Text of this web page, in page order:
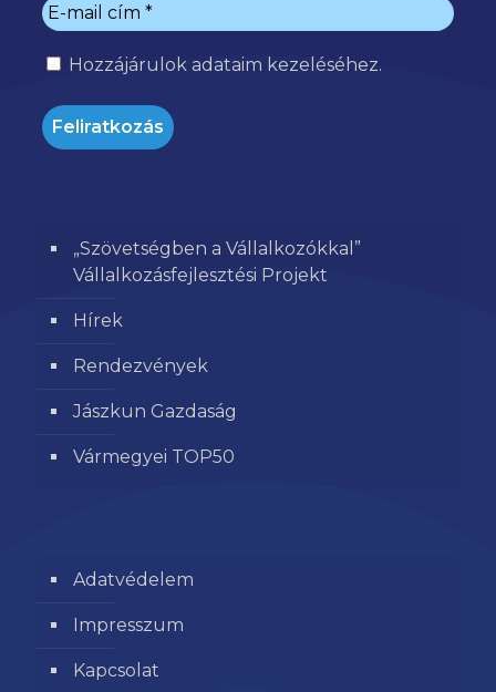
Hozzájárulok adataim kezeléséhez.
„Szövetségben a Vállalkozókkal”
Vállalkozásfejlesztési Projekt
Hírek
Rendezvények
Jászkun Gazdaság
Vármegyei TOP50
Adatvédelem
Impresszum
Kapcsolat